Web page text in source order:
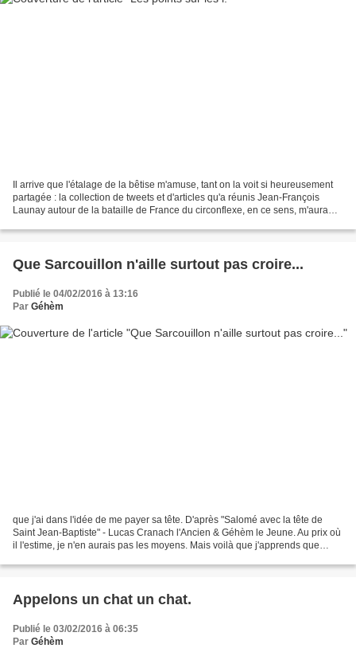
Il arrive que l'étalage de la bêtise m'amuse, tant on la voit si heureusement
partagée : la collection de tweets et d'articles qu'a réunis Jean-François
Launay autour de la bataille de France du circonflexe, en ce sens, m'aura
Que Sarcouillon n'aille surtout pas croire...
Publié le 04/02/2016 à 13:16
Par Géhèm
que j'ai dans l'idée de me payer sa tête. D'après "Salomé avec la tête de
Saint Jean-Baptiste" - Lucas Cranach l'Ancien & Géhèm le Jeune. Au prix où
il l'estime, je n'en aurais pas les moyens. Mais voilà que j'apprends que
Appelons un chat un chat.
Publié le 03/02/2016 à 06:35
Par Géhèm